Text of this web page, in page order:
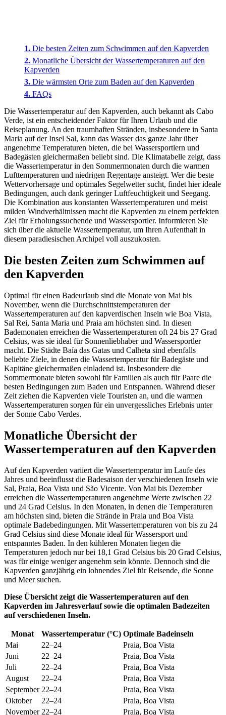
Die besten Zeiten zum Schwimmen auf den Kapverden
Monatliche Übersicht der Wassertemperaturen auf den
Kapverden
Die wärmsten Orte zum Baden auf den Kapverden
FAQs
Die Wassertemperatur auf den Kapverden, auch bekannt als Cabo
Verde, ist ein entscheidender Faktor für Ihren Urlaub und die
Reiseplanung. An den traumhaften Stränden, insbesondere in Santa
Maria auf der Insel Sal, kann das Wasser das ganze Jahr über
angenehme Temperaturen bieten, die bei Wassersportlern und
Badegästen gleichermaßen beliebt sind. Die Klimatabelle zeigt, dass
die Wassertemperatur in den Sommermonaten durch die warmen
Lufttemperaturen und niedrigen Regentage ansteigt. Wer die beste
Wettervorhersage und optimales Segelwetter sucht, findet hier ideale
Bedingungen, auch dank geringer Luftfeuchtigkeit und Seegang.
Die Kombination aus konstanten Wassertemperaturen und meist
milden Windverhältnissen macht die Kapverden zu einem perfekten
Ziel für Erholungssuchende und Wassersportler. Informieren Sie
sich über die aktuelle Wassertemperatur, um Ihren Aufenthalt in
diesem paradiesischen Archipel voll auszukosten.
Die besten Zeiten zum Schwimmen auf
den Kapverden
Optimal für einen Badeurlaub sind die Monate von Mai bis
November, wenn die Durchschnittstemperaturen der
Wassertemperaturen auf den kapverdischen Inseln wie Boa Vista,
Sal Rei, Santa Maria und Praia am höchsten sind. In diesen
Bademonaten erreichen die Wassertemperaturen oft 24 bis 27 Grad
Celsius, was sie ideal für Sonnenliebhaber und Wassersportler
macht. Die Städte Baía das Gatas und Calheta sind ebenfalls
beliebte Ziele, in denen die Wassertemperatur für Badegäste und
Kapitäne gleichermaßen einladend ist. Insbesondere die
Sommermonate bieten sowohl für Familien als auch für Paare die
besten Bedingungen zum Baden und Entspannen. Während dieser
Zeit ziehen die Kapverden viele Touristen an, und die warmen
Wassertemperaturen sorgen für ein unvergessliches Erlebnis unter
der Sonne Cabo Verdes.
Monatliche Übersicht der
Wassertemperaturen auf den Kapverden
Auf den Kapverden variiert die Wassertemperatur im Laufe des
Jahres und beeinflusst die Badesaison der verschiedenen Inseln wie
Sal, Praia, Boa Vista und São Vicente. Von Mai bis Dezember
erreichen die Wassertemperaturen angenehme Werte zwischen 22
und 24 Grad Celsius. In den Monaten, in denen die Temperaturen
am höchsten sind, bieten die Strände in Praia und Boa Vista
optimale Badebedingungen. Mit Wassertemperaturen von bis zu 24
Grad Celsius sind diese Monate ideal für Wassersport und
entspanntes Baden. In den kühleren Monaten liegen die
Temperaturen jedoch nur bei 18,1 Grad Celsius bis 20 Grad Celsius,
was für einige weniger angenehm sein könnte. Dennoch sind die
Kapverden ganzjährig ein lohnendes Ziel für Reisende, die Sonne
und Meer suchen.
Diese Übersicht zeigt die Wassertemperaturen auf den
Kapverden im Jahresverlauf sowie die optimalen Badezeiten
auf verschiedenen Inseln.
Monat Wassertemperatur (°C) Optimale Badeinseln
Mai
22–24
Praia, Boa Vista
Juni
22–24
Praia, Boa Vista
Juli
22–24
Praia, Boa Vista
August
22–24
Praia, Boa Vista
September 22–24
Praia, Boa Vista
Oktober
22–24
Praia, Boa Vista
November 22–24 Praia, Boa Vista